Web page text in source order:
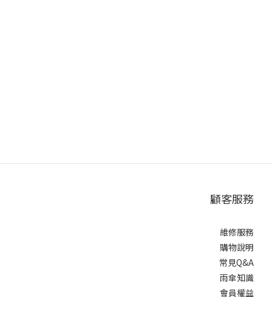
顧客服務
維修服務
購物說明
常見Q&A
雨傘知識
會員權益